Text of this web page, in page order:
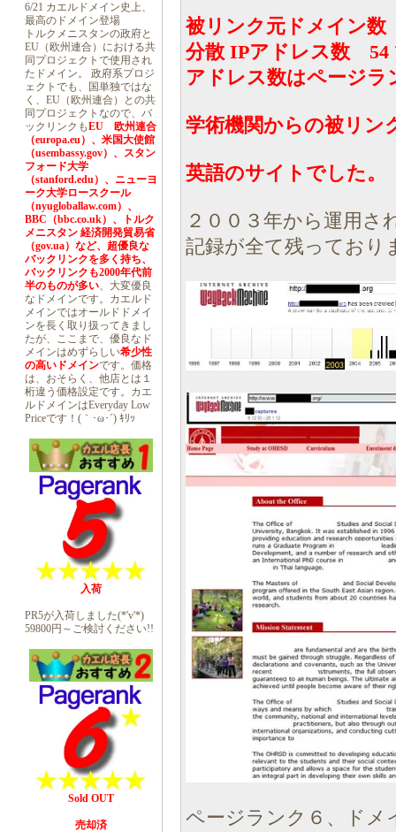
6/21 カエルドメイン史上、
最高のドメイン登場
トルクメニスタンの政府と
EU（欧州連合）における共
同プロジェクトで使用され
たドメイン。 政府系プロジ
ェクトでも、国単独ではな
く、EU（欧州連合）との共
同プロジェクトなので、バ
ックリンクもEU 欧州連合
（europa.eu）、米国大使館
（usembassy.gov）、スタン
フォード大学
（stanford.edu）、ニューヨ
ーク大学ロースクール
（nyugloballaw.com）、
BBC（bbc.co.uk）、トルク
メニスタン 経済開発貿易省
（gov.ua）など、超優良な
バックリンクを多く持ち、
バックリンクも2000年代前
半のものが多い、大変優良
なドメインです。カエルド
メインではオールドドメイ
ンを長く取り扱ってきまし
たが、ここまで、優良なド
メインはめずらしい希少性
の高いドメインです。価格
は、おそらく、他店とは１
桁違う価格設定です。カエ
ルドメインはEveryday Low
Priceです！(｀･ω･´) ｷﾘｯ
入荷
PR5が入荷しました(*'v'*)
59800円～ご検討ください!!
Sold OUT
売却済
被リンク元ドメイン
分散 IPアドレス数 54
アドレス数はページラ
学術機関からの被リン
英語のサイトでした。
２００３年から運用さ
記録が全て残っており
ページランク６、ドメ